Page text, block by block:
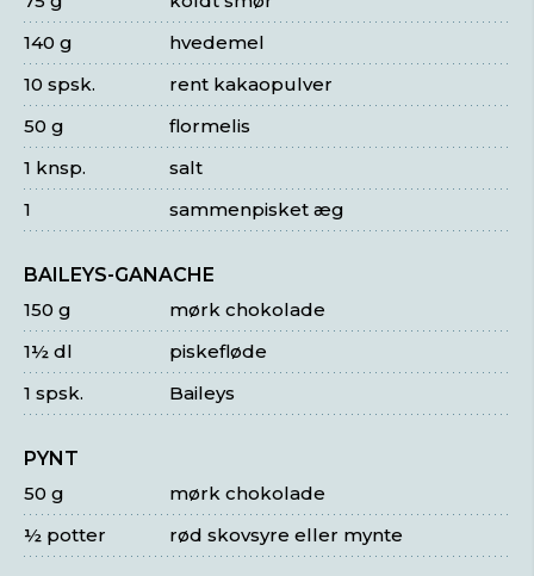
hvedemel
140 g
rent kakaopulver
10 spsk.
flormelis
50 g
salt
1 knsp.
sammenpisket æg
1
BAILEYS-GANACHE
mørk chokolade
150 g
piskefløde
1½ dl
Baileys
1 spsk.
PYNT
mørk chokolade
50 g
rød skovsyre eller mynte
½ potter